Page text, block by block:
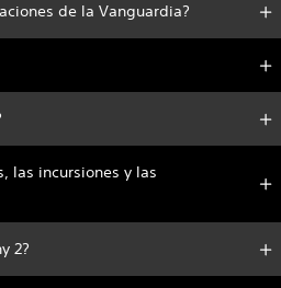
de la Vanguardia?
las incursiones y las
2?